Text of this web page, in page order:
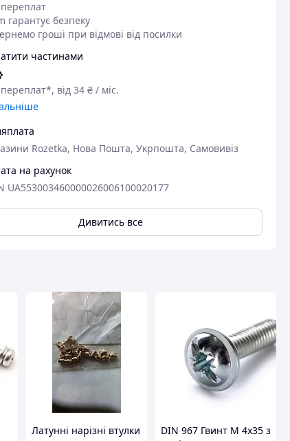
гарантує безпеку
гроші при відмові від посилки
частинами
від 34 ₴ / міс.
Rozetka, Нова Пошта, Укрпошта, Самовивіз
на рахунок
UA553003460000026006100020177
Дивитись все
Латунні нарізні втулки
DIN 967 Гвинт М 4х35 з